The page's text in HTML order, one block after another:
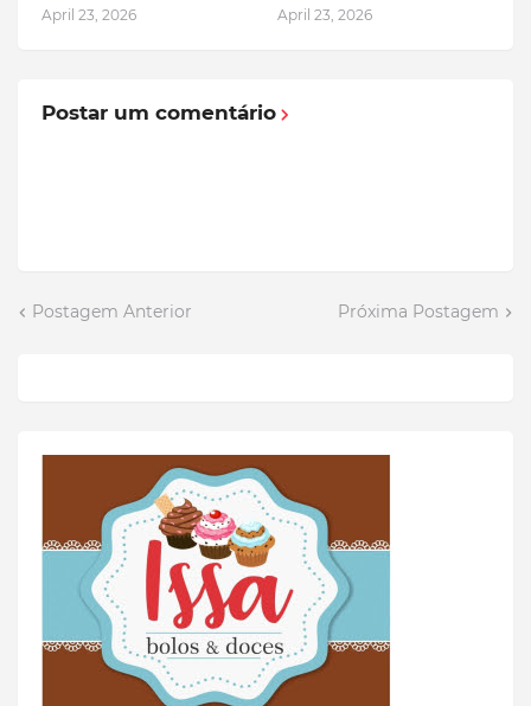
April 23, 2026 April 23, 2026
Postar um comentário
Postagem Anterior Próxima Postagem